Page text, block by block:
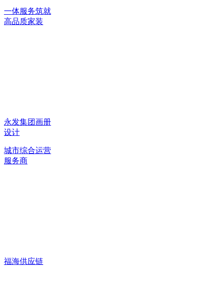
一体服务筑就
高品质家装
永发集团画册
设计
城市综合运营
服务商
福海供应链